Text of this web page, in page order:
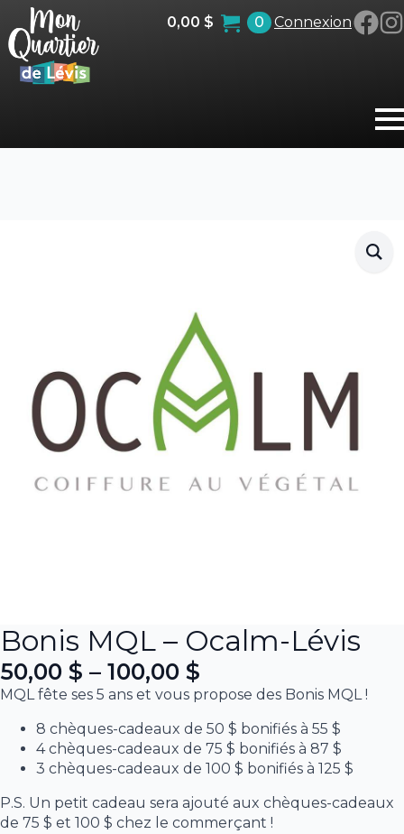
0,00 $ 0 Connexion
Bonis MQL – Ocalm-Lévis
50,00 $ – 100,00 $
Plage
prix :
50,00 $
à
100,00 $
MQL fête ses 5 ans et vous propose des Bonis MQL !
8 chèques-cadeaux de 50 $ bonifiés à 55 $
4 chèques-cadeaux de 75 $ bonifiés à 87 $
3 chèques-cadeaux de 100 $ bonifiés à 125 $
P.S. Un petit cadeau sera ajouté aux chèques-cadeaux
de 75 $ et 100 $ chez le commerçant !